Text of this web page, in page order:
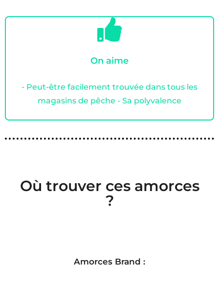
On aime
- Peut-être facilement trouvée dans tous les
magasins de pêche - Sa polyvalence
Où trouver ces amorces
?
Amorces Brand :